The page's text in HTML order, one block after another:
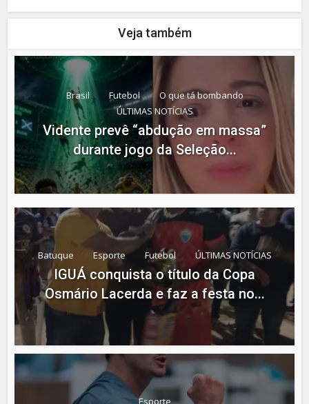
Veja também
Brasil Futebol
O que tá bombando
ÚLTIMAS NOTÍCIAS
Vidente prevê “abdução em massa”
durante jogo da Seleção...
Batuque Esporte Futebol ÚLTIMAS NOTÍCIAS
IGUÁ conquista o título da Copa
Osmário Lacerda e faz a festa no...
Esporte